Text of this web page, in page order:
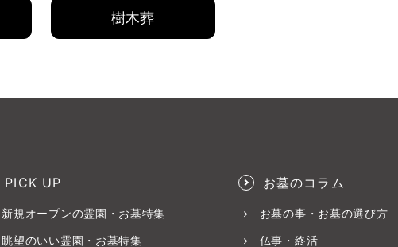
樹木葬
PICK UP
新規オープンの霊園・お墓特集
眺望のいい霊園・お墓特集
お墓のコラム
お墓の事・お墓の選び方
仏事・終活